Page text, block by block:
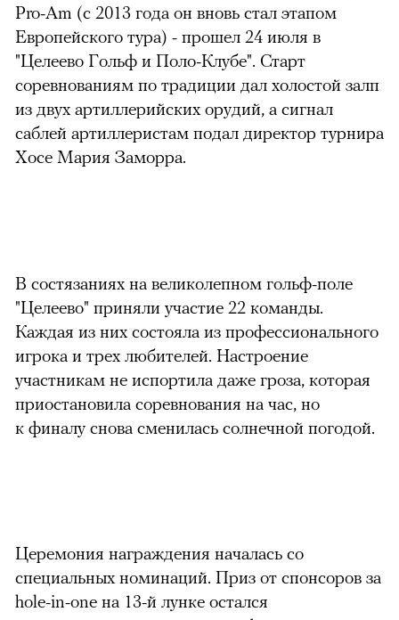
Pro-Am (с 2013 года он вновь стал этапом
Европейского тура) - прошел 24 июля в
"Целеево Гольф и Поло-Клубе". Старт
соревнованиям по традиции дал холостой залп
из двух артиллерийских орудий, а сигнал
саблей артиллеристам подал директор турнира
Хосе Мария Заморра.
В состязаниях на великолепном гольф-поле
"Целеево" приняли участие 22 команды.
Каждая из них состояла из профессионального
игрока и трех любителей. Настроение
участникам не испортила даже гроза, которая
приостановила соревнования на час, но
к финалу снова сменилась солнечной погодой.
Церемония награждения началась со
специальных номинаций. Приз от спонсоров за
hole-in-one на 13-й лунке остался